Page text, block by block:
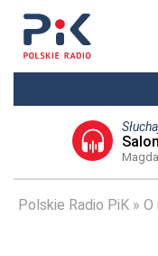
Polskie Radio PiK O